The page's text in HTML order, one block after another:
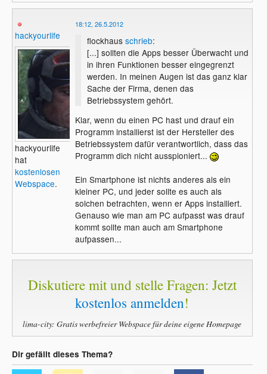
hackyourlife
hackyourlife
hat
kostenlosen
Webspace.
18:12, 26.5.2012
flockhaus schrieb:
[...] sollten die Apps besser Überwacht und
in ihren Funktionen besser eingegrenzt
werden. In meinen Augen ist das ganz klar
Sache der Firma, denen das
Betriebssystem gehört.
Klar, wenn du einen PC hast und drauf ein
Programm installierst ist der Hersteller des
Betriebssystem dafür verantwortlich, dass das
Programm dich nicht ausspioniert...
Ein Smartphone ist nichts anderes als ein
kleiner PC, und jeder sollte es auch als
solchen betrachten, wenn er Apps installiert.
Genauso wie man am PC aufpasst was drauf
kommt sollte man auch am Smartphone
aufpassen...
Diskutiere mit und stelle Fragen: Jetzt
kostenlos anmelden!
lima-city: Gratis werbefreier Webspace für deine eigene Homepage
Dir gefällt dieses Thema?